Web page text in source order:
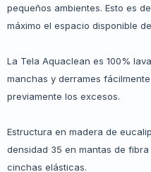
pequeños ambientes. Esto es
máximo el espacio disponible
La Tela Aquaclean es 100%
manchas y derrames
previamente los excesos.
Estructura en madera de
densidad 35 en mantas de
cinchas elásticas.